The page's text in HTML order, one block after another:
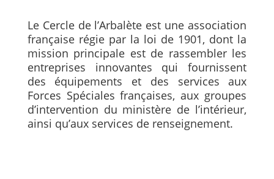
Le Cercle de l’Arbalète est une association
française régie par la loi de 1901, dont la
mission principale est de rassembler les
entreprises innovantes qui fournissent
des équipements et des services aux
Forces Spéciales françaises, aux groupes
d’intervention du ministère de l’intérieur,
ainsi qu’aux services de renseignement.